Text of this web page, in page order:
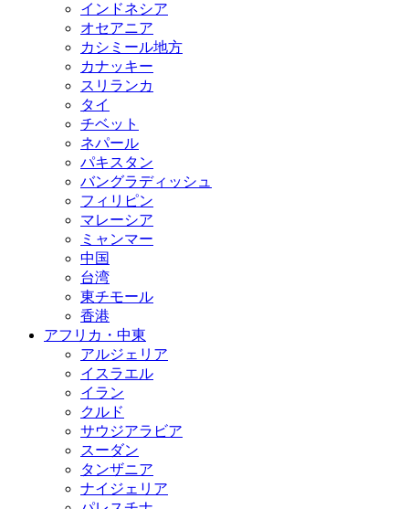
インドネシア
オセアニア
カシミール地方
カナッキー
スリランカ
タイ
チベット
ネパール
パキスタン
バングラディッシュ
フィリピン
マレーシア
ミャンマー
中国
台湾
東チモール
香港
アフリカ・中東
アルジェリア
イスラエル
イラン
クルド
サウジアラビア
スーダン
タンザニア
ナイジェリア